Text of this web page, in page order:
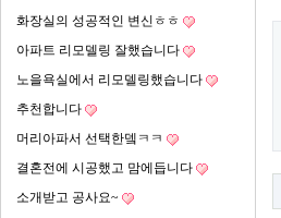
화장실의 성공적인 변신ㅎㅎ
아파트 리모델링 잘했습니다
노을욕실에서 리모델링했습니다
추천합니다
머리아파서 선택한뎈ㅋㅋ
결혼전에 시공했고 맘에듭니다
소개받고 공사요~